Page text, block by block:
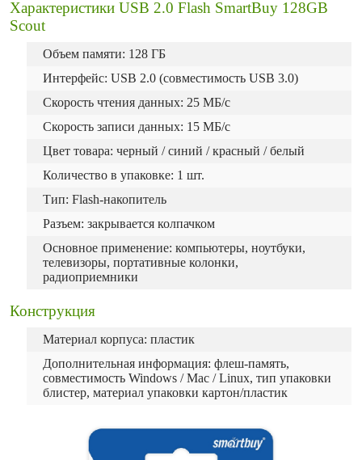
Характеристики USB 2.0 Flash SmartBuy 128GB
Scout
Объем памяти: 128 ГБ
Интерфейс: USB 2.0 (совместимость USB 3.0)
Скорость чтения данных: 25 МБ/с
Скорость записи данных: 15 МБ/с
Цвет товара: черный / синий / красный / белый
Количество в упаковке: 1 шт.
Тип: Flash-накопитель
Разъем: закрывается колпачком
Основное применение: компьютеры, ноутбуки,
телевизоры, портативные колонки,
радиоприемники
Конструкция
Материал корпуса: пластик
Дополнительная информация: флеш-память,
совместимость Windows / Mac / Linux, тип упаковки
блистер, материал упаковки картон/пластик